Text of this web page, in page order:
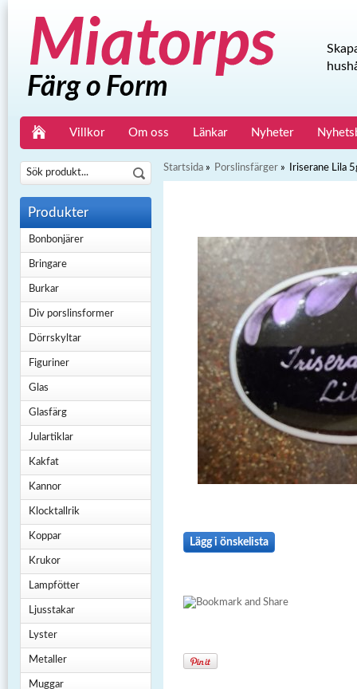
Villkor Om oss Länkar Nyheter
Produkter
Bonbonjärer
Bringare
Burkar
Div porslinsformer
Dörrskyltar
Figuriner
Glas
Glasfärg
Julartiklar
Kakfat
Kannor
Klocktallrik
Koppar
Krukor
Lampfötter
Ljusstakar
Lyster
Metaller
Muggar
Startsida » Porslinsfärger » Iriserane Lila
Lägg i önskelista